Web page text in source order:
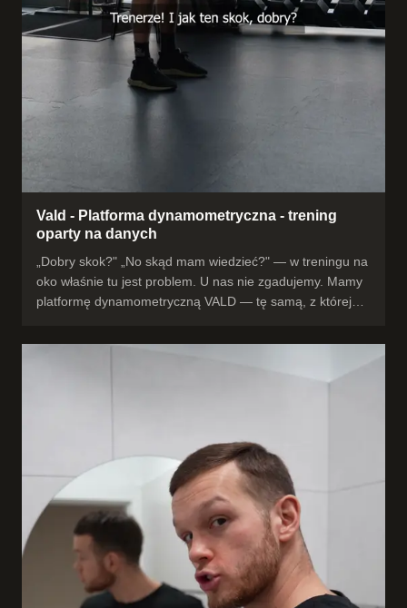
Vald - Platforma dynamometryczna - trening
oparty na danych
„Dobry skok?" „No skąd mam wiedzieć?" — w treningu na
oko właśnie tu jest problem. U nas nie zgadujemy. Mamy
platformę dynamometryczną VALD — tę samą, z której
skok, każdy ruch i każdy postęp jest zmierzony. Widzisz
#przygotowaniemotoryczne #Rzeszów